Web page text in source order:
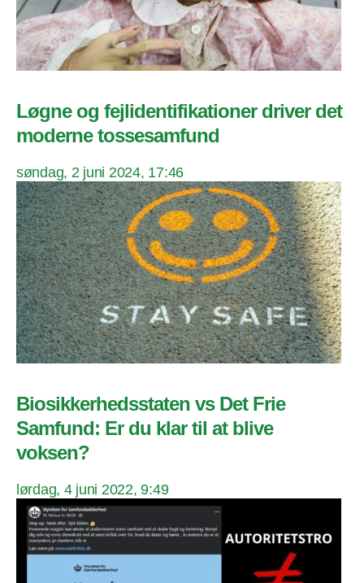
Løgne og fejlidentifikationer driver det
moderne tossesamfund
søndag, 2 juni 2024, 17:46
Biosikkerhedsstaten vs Det Frie
Samfund: Er du klar til at blive
voksen?
lørdag, 4 juni 2022, 9:49